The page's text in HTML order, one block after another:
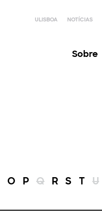
ULISBOA NOTÍCIAS
Sobre
O P Q R S T U